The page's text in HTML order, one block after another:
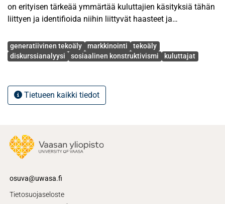
on erityisen tärkeää ymmärtää kuluttajien käsityksiä tähän
liittyen ja identifioida niihin liittyvät haasteet ja
Tutkimuksen tarkoituksena on tarkastella, miten kuluttajien
teoreettinen viitekehys avaa generatiivisen tekoälyn
käyttöä markkinoinnissa ja syventyy aikaisempaan
tekijöihin. Kuluttajien suhtautumista generatiivisen
tekoälyn käyttöä markkinoinnissa kohtaan havaittiin
kokemus uhrauksista ja hyödyistä sekä luottamus
löydöksiä hyödynnettiin tutkielman empiirisessä osiossa.
Avainsanat
generatiivinen tekoäly markkinointi
tekoäly
diskurssianalyysi
sosiaalinen konstruktivismi kuluttajat
Tietueen kaikki tiedot
osuva@uwasa.fi
Tietosuojaseloste